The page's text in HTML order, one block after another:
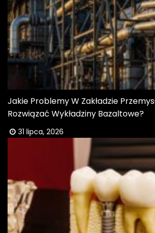
Jakie Problemy W Zakładzie
Rozwiązać Wykładziny Bazaltowe?
31 lipca, 2026